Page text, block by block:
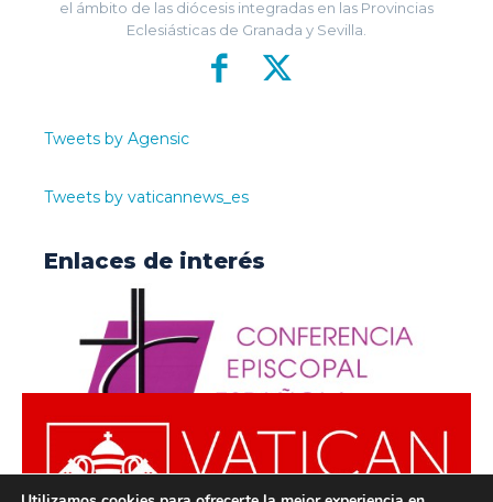
el ámbito de las diócesis integradas en las Provincias
Eclesiásticas de Granada y Sevilla.
Tweets by Agensic
Tweets by vaticannews_es
Enlaces de interés